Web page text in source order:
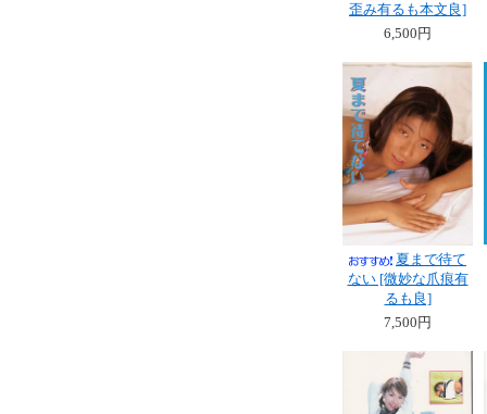
歪み有るも本文良]
6,500円
夏まで待て
ない [微妙な爪痕有
るも良]
7,500円